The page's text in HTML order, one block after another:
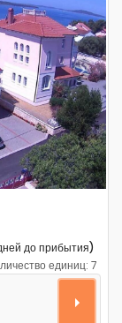
Next
до прибытия)
единиц: 7
- Zablaće,